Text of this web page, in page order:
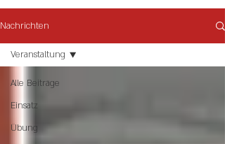
Nachrichten
Alle Beiträge
Einsatz
Übung
Veranstaltung